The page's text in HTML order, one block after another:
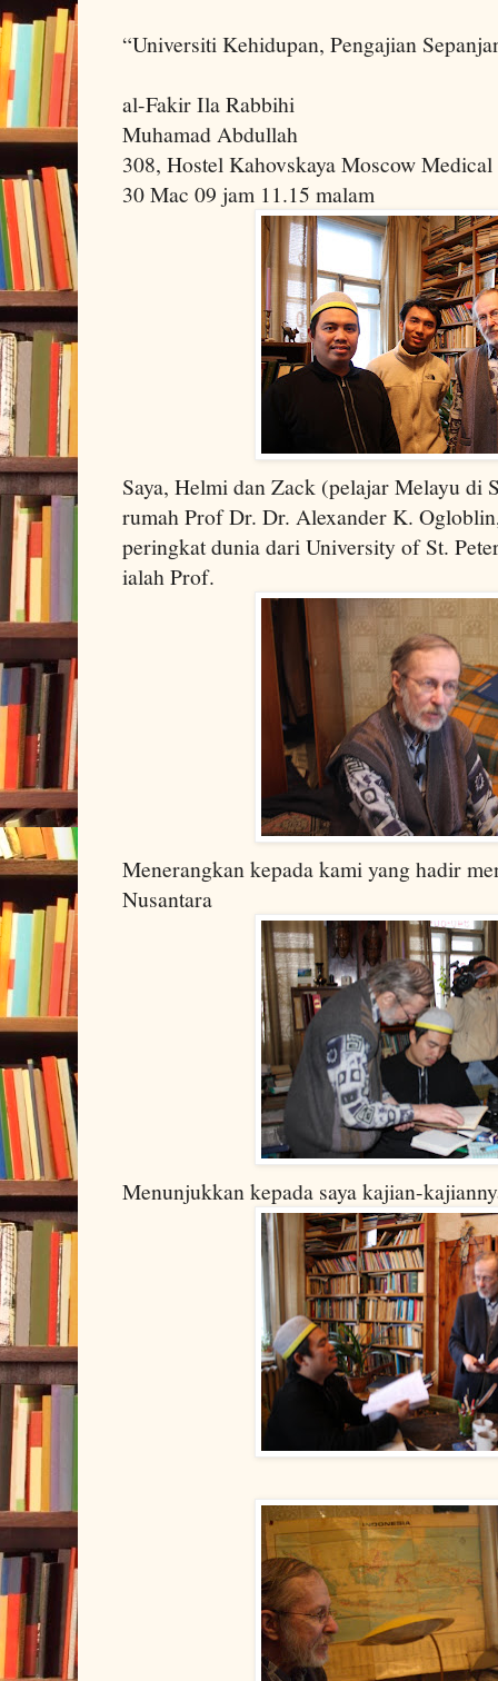
“Universiti Kehidupan, Pengajian
al-Fakir Ila Rabbihi
Muhamad Abdullah
308, Hostel Kahovskaya Moscow
30 Mac 09 jam 11.15 malam
Saya, Helmi dan Zack (pelajar Melayu di
rumah Prof Dr. Dr. Alexander K.
peringkat dunia dariUniversityofSt.
ialah Prof.
Menerangkan kepada kami yang hadir
Nusantara
Menunjukkan kepada saya kajian-